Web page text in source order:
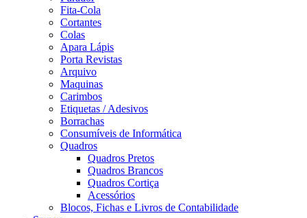
Fita-Cola
Cortantes
Colas
Apara Lápis
Porta Revistas
Arquivo
Maquinas
Carimbos
Etiquetas / Adesivos
Borrachas
Consumíveis de Informática
Quadros
Quadros Pretos
Quadros Brancos
Quadros Cortiça
Acessórios
Blocos, Fichas e Livros de Contabilidade